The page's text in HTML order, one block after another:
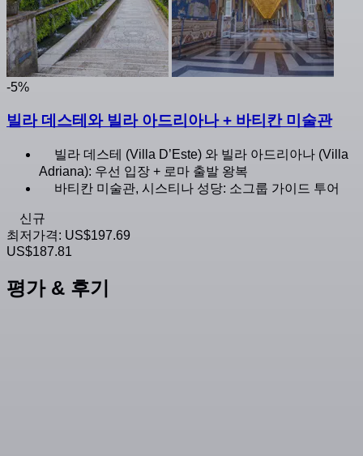
-5%
빌라 데스테와 빌라 아드리아나 + 바티칸 미술관
빌라 데스테 (Villa D’Este) 와 빌라 아드리아나 (Villa
Adriana): 우선 입장 + 로마 출발 왕복
바티칸 미술관, 시스티나 성당: 소그룹 가이드 투어
신규
최저가격: US$197.69
US$187.81
평가 & 후기